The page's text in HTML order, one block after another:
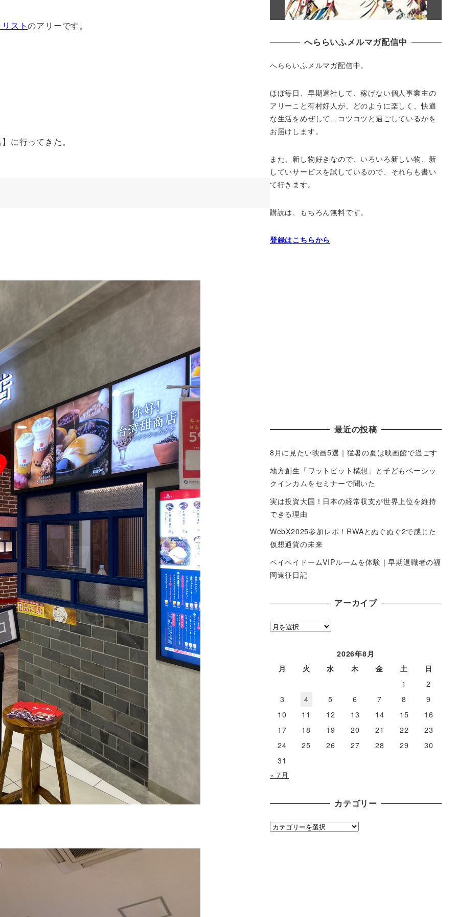
ストのアリーです。
に行ってきた。
へららいふメルマガ配信中
へららいふメルマガ配信中。
ほぼ毎日、早期退社して、稼げない個人事業主の
アリーこと有村好人が、どのように楽しく、快適
な生活をめぜして、 コツコツと過ごしているかを
お届けします。
また、新し物好きなので、いろいろ新しい物、 新
していサービスを試しているので、それらも書い
て行きます。
購読は、もちろん無料です。
登録はこちらから
最近の投稿
8月に見たい映画5選｜猛暑の夏は映画館で過ごす
地方創生「ワットビット構想」と子どもベーシッ
クインカムをセミナーで聞いた
実は投資大国！日本の経常収支が世界上位を維持
できる理由
WebX2025参加レポ！RWAとぬぐぬぐ2で感じた
仮想通貨の未来
ペイペイドームVIPルームを体験｜早期退職者の福
岡遠征日記
アーカイブ
ア
2026年8月
月
火 水 木 金 土
日
1
2
3
4 5 6 7 8
9
10
11 12 13 14 15
16
17
18 19 20 21 22
23
24
25 26 27 28 29
30
31
« 7月
カテゴリー
カ